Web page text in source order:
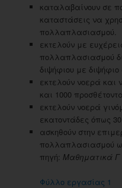
καταλαβαίνουν σε
καταστάσεις να
πολλαπλασιασμού.
εκτελούν με
πολλαπλασιασμού
διψήφιου με
εκτελούν νοερά και
και 1000
εκτελούν νοερά
εκατοντάδες όπως
ασκηθούν στην
πολλαπλασιασμού
πηγή: Μαθηματικά Γ
Φύλλο εργασίας 1